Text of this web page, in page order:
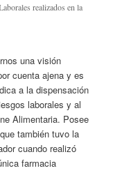
realizados en la
una visión
cuenta ajena y es
a la dispensación
laborales y al
Alimentaria. Posee
también tuvo la
cuando realizó
farmacia